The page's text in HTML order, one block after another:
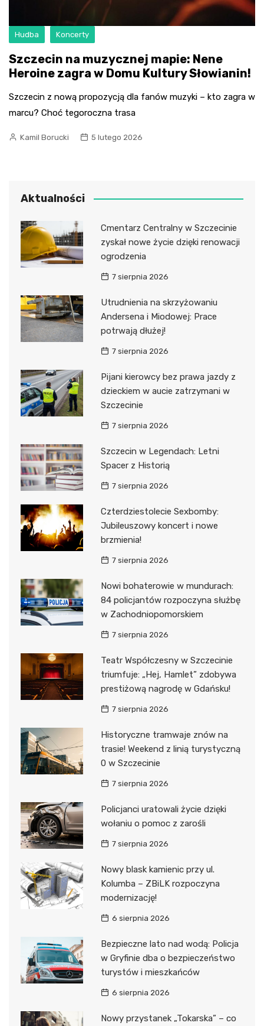
Hudba Koncerty
Szczecin na muzycznej mapie: Nene
Heroine zagra w Domu Kultury Słowianin!
Szczecin z nową propozycją dla fanów muzyki – kto zagra w
marcu? Choć tegoroczna trasa
Kamil Borucki 5 lutego 2026
Aktualności
Cmentarz Centralny w Szczecinie
zyskał nowe życie dzięki renowacji
ogrodzenia
7 sierpnia 2026
Utrudnienia na skrzyżowaniu
Andersena i Miodowej: Prace
potrwają dłużej!
7 sierpnia 2026
Pijani kierowcy bez prawa jazdy z
dzieckiem w aucie zatrzymani w
Szczecinie
7 sierpnia 2026
Szczecin w Legendach: Letni
Spacer z Historią
7 sierpnia 2026
Czterdziestolecie Sexbomby:
Jubileuszowy koncert i nowe
brzmienia!
7 sierpnia 2026
Nowi bohaterowie w mundurach:
84 policjantów rozpoczyna służbę
w Zachodniopomorskiem
7 sierpnia 2026
Teatr Współczesny w Szczecinie
triumfuje: „Hej, Hamlet” zdobywa
prestiżową nagrodę w Gdańsku!
7 sierpnia 2026
Historyczne tramwaje znów na
trasie! Weekend z linią turystyczną
0 w Szczecinie
7 sierpnia 2026
Policjanci uratowali życie dzięki
wołaniu o pomoc z zarośli
7 sierpnia 2026
Nowy blask kamienic przy ul.
Kolumba – ZBiLK rozpoczyna
modernizację!
6 sierpnia 2026
Bezpieczne lato nad wodą: Policja
w Gryfinie dba o bezpieczeństwo
turystów i mieszkańców
6 sierpnia 2026
Nowy przystanek „Tokarska” – co